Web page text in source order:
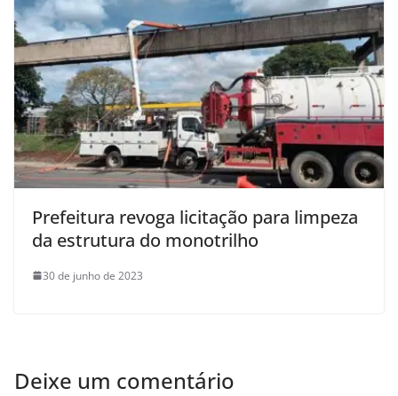
Prefeitura revoga licitação para limpeza
da estrutura do monotrilho
30 de junho de 2023
Deixe um comentário